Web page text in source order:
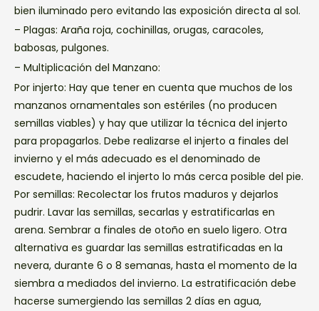
bien iluminado pero evitando las exposición directa al sol.
– Plagas: Araña roja, cochinillas, orugas, caracoles,
babosas, pulgones.
– Multiplicación del Manzano:
Por injerto: Hay que tener en cuenta que muchos de los
manzanos ornamentales son estériles (no producen
semillas viables) y hay que utilizar la técnica del injerto
para propagarlos. Debe realizarse el injerto a finales del
invierno y el más adecuado es el denominado de
escudete, haciendo el injerto lo más cerca posible del pie.
Por semillas: Recolectar los frutos maduros y dejarlos
pudrir. Lavar las semillas, secarlas y estratificarlas en
arena. Sembrar a finales de otoño en suelo ligero. Otra
alternativa es guardar las semillas estratificadas en la
nevera, durante 6 o 8 semanas, hasta el momento de la
siembra a mediados del invierno. La estratificación debe
hacerse sumergiendo las semillas 2 días en agua,